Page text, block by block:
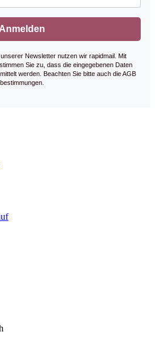
Anmelden
Newsletter nutzen wir rapidmail. Mit
Sie zu, dass die eingegebenen Daten
werden. Beachten Sie bitte auch die AGB